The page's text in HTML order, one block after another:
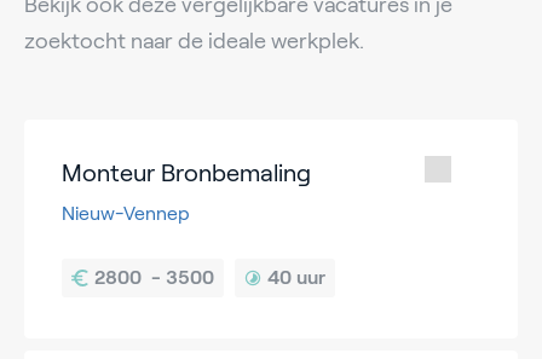
zoektocht naar de ideale werkplek.
Monteur Bronbemaling
Nieuw-Vennep
40 uur